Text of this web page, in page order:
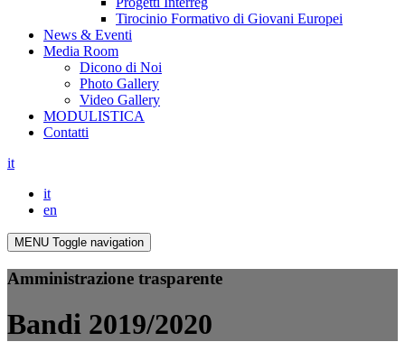
Tirocinio Formativo di Giovani Europei
News & Eventi
Media Room
Dicono di Noi
Photo Gallery
Video Gallery
MODULISTICA
Contatti
it
it
en
MENU Toggle navigation
Amministrazione trasparente
Bandi 2019/2020